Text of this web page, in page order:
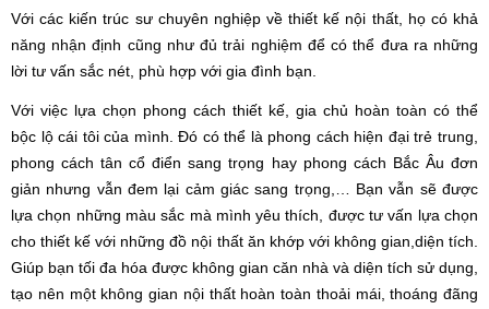
Với các kiến trúc sư chuyên nghiệp về thiết kế nội thất, họ có khả
năng nhận định cũng như đủ trải nghiệm để có thể đưa ra những
lời tư vấn sắc nét, phù hợp với gia đình bạn.
Với việc lựa chọn phong cách thiết kế, gia chủ hoàn toàn có thể
bộc lộ cái tôi của mình. Đó có thể là phong cách hiện đại trẻ trung,
phong cách tân cổ điển sang trọng hay phong cách Bắc Âu đơn
giản nhưng vẫn đem lại cảm giác sang trọng,… Bạn vẫn sẽ được
lựa chọn những màu sắc mà mình yêu thích, được tư vấn lựa chọn
cho thiết kế với những đồ nội thất ăn khớp với không gian,diện tích.
Giúp bạn tối đa hóa được không gian căn nhà và diện tích sử dụng,
tạo nên một không gian nội thất hoàn toàn thoải mái, thoáng đãng